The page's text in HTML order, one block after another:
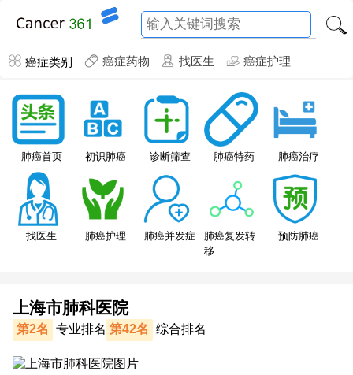
癌症类别 癌症药物 找医生 癌症护理
肺癌首页 初识肺癌 诊断筛查 肺癌特药 肺癌治疗
找医生 肺癌护理 肺癌并发症
肺癌复发转
移
预防肺癌
上海市肺科医院
第2名 专业排名 第42名 综合排名